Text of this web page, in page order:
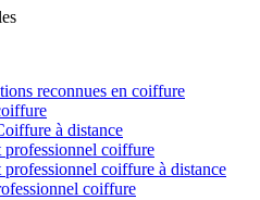
reconnues en coiffure
à distance
professionnel coiffure
professionnel coiffure à distance
coiffure